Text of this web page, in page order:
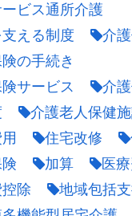
ビス通所介護
える制度
介
の手続き
サービス
介
介護老人保健
住宅改修
加算
医
除
地域包括